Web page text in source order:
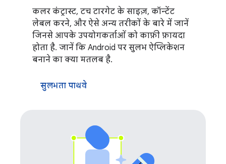
कलर कंट्रास्ट, टच टारगेट के साइज़, कॉन्टेंट
लेबल करने, और ऐसे अन्य तरीकों के बारे में जानें
जिनसे आपके उपयोगकर्ताओं को काफ़ी फ़ायदा
होता है. जानें कि Android पर सुलभ ऐप्लिकेशन
बनाने का क्या मतलब है.
सुलभता पाथवे